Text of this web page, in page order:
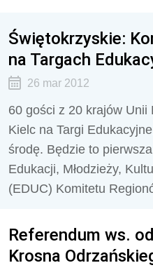
Świętokrzyskie:
na Targach
26 mar 2012
60 gości z 20 krajów
Kielc na Targi
środę. Będzie to
Edukacji, Młodzieży,
(EDUC) Komitetu
Referendum ws.
Krosna